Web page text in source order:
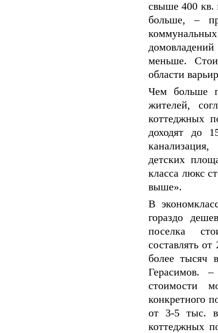
свыше 400 кв.
больше, –
меньше.
области
Чем больше
жителей,
коттеджных
доходят до
детских
класса люкс
выше».
В
гораздо
поселка
составлять
более тысяч
Герасимов.
стоимости
конкретного
от 3-5 тыс.
коттеджных